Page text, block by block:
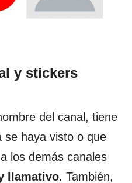
y stickers
del canal, tiene
se haya visto o que
los demás canales
llamativo. También,